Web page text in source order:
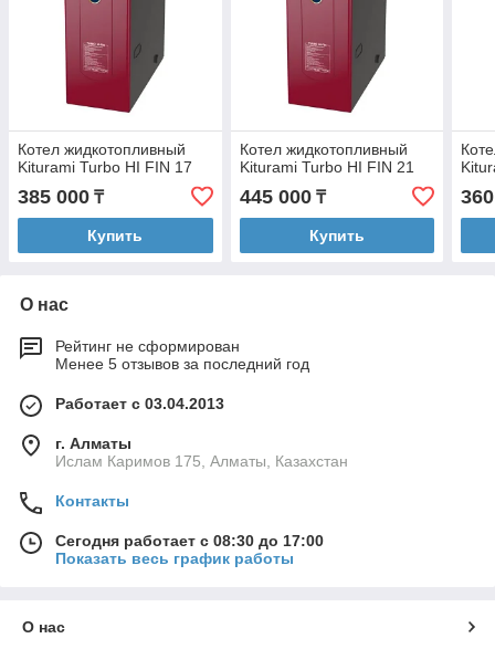
Котел жидкотопливный
Kiturami Turbo HI FIN 17
385 000 ₸
Купить
Котел жидкотопливный
Kiturami Turbo HI FIN 21
445 000₸
Купить
О нас
Рейтинг не сформирован
Менее 5 отзывов за последний год
Работает с 03.04.2013
г. Алматы
Ислам Каримов 175, Алматы, Казахстан
Контакты
Сегодня работает с 08:30 до 17:00
Показать весь график работы
О нас